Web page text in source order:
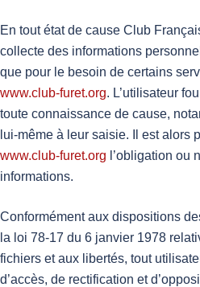
En tout état de cause Club
collecte des informations
que pour le besoin de certains
www.club-furet.org. L’utilisateur
toute connaissance de cause,
lui-même à leur saisie. Il est alors
www.club-furet.org l’obligation ou
informations.
Conformément aux dispositions
la loi 78-17 du 6 janvier 1978
fichiers et aux libertés, tout
d’accès, de rectification et